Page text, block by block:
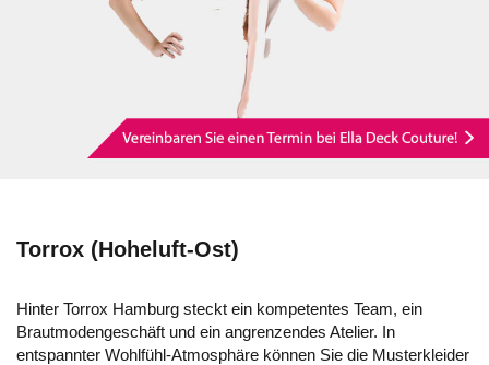
Torrox (Hoheluft-Ost)
Hinter Torrox Hamburg steckt ein kompetentes Team, ein
Brautmodengeschäft und ein angrenzendes Atelier. In
entspannter Wohlfühl-Atmosphäre können Sie die Musterkleider